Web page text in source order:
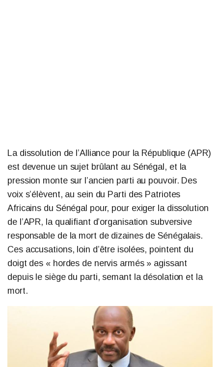
La dissolution de l’Alliance pour la République (APR)
est devenue un sujet brûlant au Sénégal, et la
pression monte sur l’ancien parti au pouvoir. Des
voix s’élèvent, au sein du Parti des Patriotes
Africains du Sénégal pour, pour exiger la dissolution
de l’APR, la qualifiant d’organisation subversive
responsable de la mort de dizaines de Sénégalais.
Ces accusations, loin d’être isolées, pointent du
doigt des « hordes de nervis armés » agissant
depuis le siège du parti, semant la désolation et la
mort.